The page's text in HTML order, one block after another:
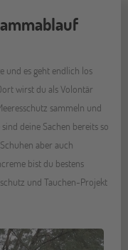
und es geht endlich los
wirst du als Volontär
sammeln und
deine Sachen bereits so
aber auch
bist du bestens
und Tauchen-Projekt